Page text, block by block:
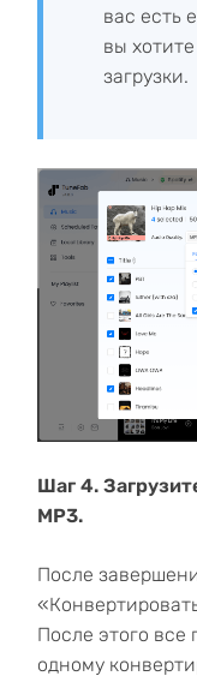
вас есть
вы
загрузки.
Шаг 4.
MP3.
После
После этого все
одному